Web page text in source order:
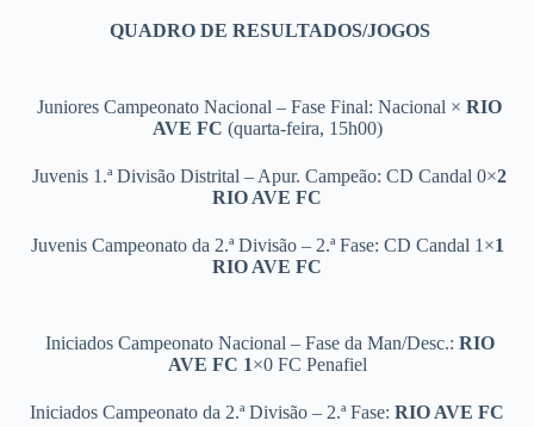
QUADRO DE RESULTADOS/JOGOS
Juniores Campeonato Nacional – Fase Final: Nacional × RIO
AVE FC (quarta-feira, 15h00)
Juvenis 1.ª Divisão Distrital – Apur. Campeão: CD Candal 0×2
RIO AVE FC
Juvenis Campeonato da 2.ª Divisão – 2.ª Fase: CD Candal 1×1
RIO AVE FC
Iniciados Campeonato Nacional – Fase da Man/Desc.: RIO
AVE FC 1×0 FC Penafiel
Iniciados Campeonato da 2.ª Divisão – 2.ª Fase: RIO AVE FC